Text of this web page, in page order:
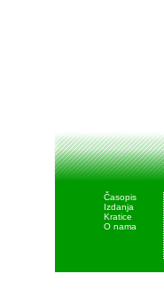
Časopis
Izdanja
Kratice
O nama